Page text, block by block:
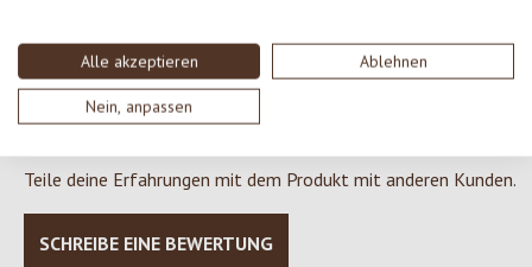
Alle akzeptieren Ablehnen
Nein, anpassen
0 von 0 Bewertungen
Durchschnittliche Bewertung von 0 von 5 Sternen
Gib eine Bewertung ab!
Teile deine Erfahrungen mit dem Produkt mit anderen Kunden.
SCHREIBE EINE BEWERTUNG